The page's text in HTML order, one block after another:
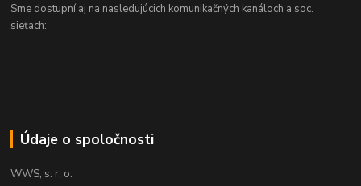
Sme dostupní aj na nasledujúcich komunikačných kanáloch a soc.
sieťach:
Údaje o spoločnosti
WWS, s. r. o.